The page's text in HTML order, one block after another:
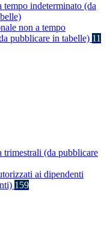
tempo indeterminato (da
non a tempo
pubblicare in tabelle) 11
trimestrali (da pubblicare
ai dipendenti
159